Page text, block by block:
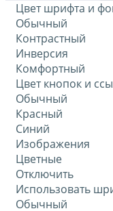
Цвет шрифта и
Обычный
Контрастный
Инверсия
Комфортный
Цвет кнопок и
Обычный
Красный
Синий
Изображения
Цветные
Отключить
Использовать
Обычный